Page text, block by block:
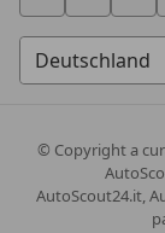
© Copyrighta
AutoScout24.it,